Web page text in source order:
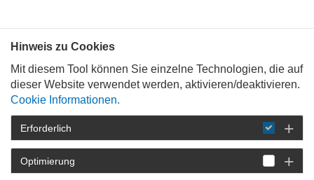
Resilient bauen
Hinweis zu Cookies
Mit diesem Tool können Sie einzelne Technologien, die auf
dieser Website verwendet werden, aktivieren/deaktivieren.
Cookie Informationen.
Erforderlich
Optimierung